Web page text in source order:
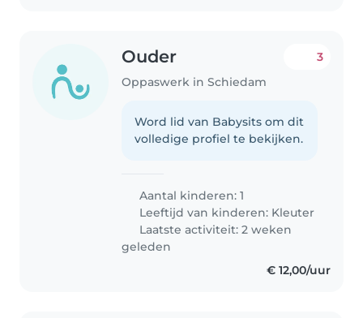
Ouder
Oppaswerk in Schiedam
3
Word lid van Babysits om dit
volledige profiel te bekijken.
Aantal kinderen: 1
Leeftijd van kinderen: Kleuter
Laatste activiteit: 2 weken
geleden
€ 12,00/uur